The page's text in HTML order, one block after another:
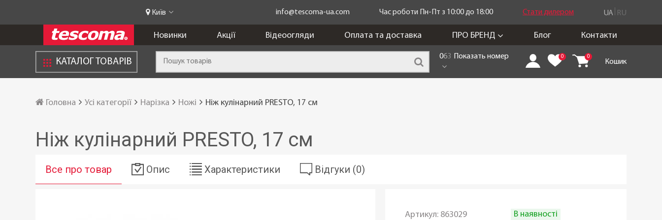
Київ info@tescoma-ua.com Час роботи Пн-Пт з 10:00 до 18:00 Стати дилером UA RU
Новинки Акції Відеоогляди Оплата та доставка ПРО БРЕНД Блог Контакти
КАТАЛОГ ТОВАРІВ
063 Показать номер 0 0
Кошик
Головна Усі категорії Нарізка Ножі Ніж кулінарний PRESTO, 17 см
Ніж кулінарний PRESTO, 17 см
Все про товар Опис Характеристики Відгуки (0)
Артикул: 863029 В наявності